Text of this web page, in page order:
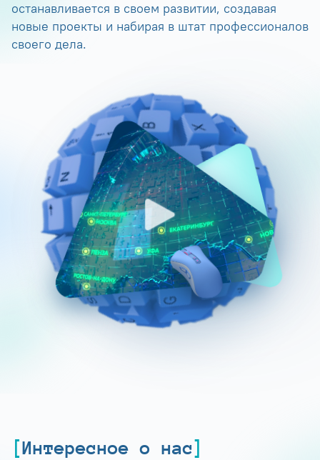
останавливается в своем развитии, создавая
новые проекты и набирая в штат профессионалов
своего дела.
Интересное о нас